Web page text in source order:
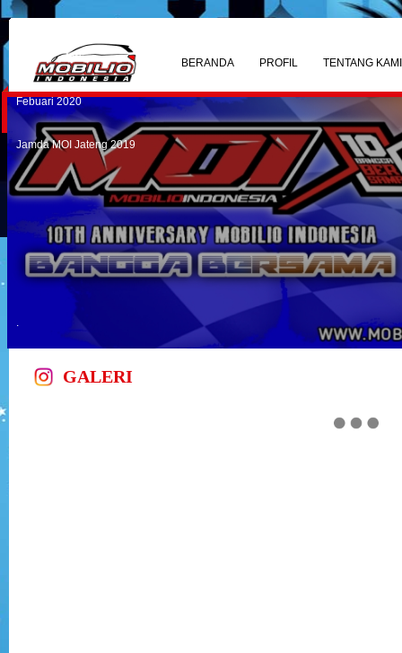
BERANDA PROFIL TENTANG KAMI
7th MOI Tumbuh Tangguh
We Fight Corona !!!!
Febuari 2020
Jamda MOI Jateng 2019
.
GALERI